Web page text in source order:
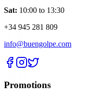
Sat: 10:00 to 13:30
+34 945 281 809
info@buengolpe.com
Promotions